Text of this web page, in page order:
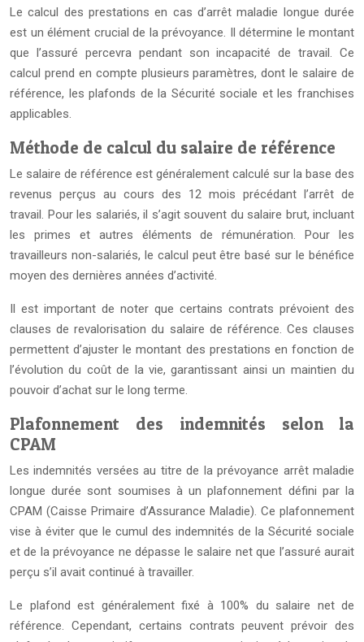
Le calcul des prestations en cas d’arrêt maladie longue durée
est un élément crucial de la prévoyance. Il détermine le montant
que l’assuré percevra pendant son incapacité de travail. Ce
calcul prend en compte plusieurs paramètres, dont le salaire de
référence, les plafonds de la Sécurité sociale et les franchises
applicables.
Méthode de calcul du salaire de référence
Le salaire de référence est généralement calculé sur la base des
revenus perçus au cours des 12 mois précédant l’arrêt de
travail. Pour les salariés, il s’agit souvent du salaire brut, incluant
les primes et autres éléments de rémunération. Pour les
travailleurs non-salariés, le calcul peut être basé sur le bénéfice
moyen des dernières années d’activité.
Il est important de noter que certains contrats prévoient des
clauses de revalorisation du salaire de référence. Ces clauses
permettent d’ajuster le montant des prestations en fonction de
l’évolution du coût de la vie, garantissant ainsi un maintien du
pouvoir d’achat sur le long terme.
Plafonnement des indemnités selon la
CPAM
Les indemnités versées au titre de la prévoyance arrêt maladie
longue durée sont soumises à un plafonnement défini par la
CPAM (Caisse Primaire d’Assurance Maladie). Ce plafonnement
vise à éviter que le cumul des indemnités de la Sécurité sociale
et de la prévoyance ne dépasse le salaire net que l’assuré aurait
perçu s’il avait continué à travailler.
Le plafond est généralement fixé à 100% du salaire net de
référence. Cependant, certains contrats peuvent prévoir des